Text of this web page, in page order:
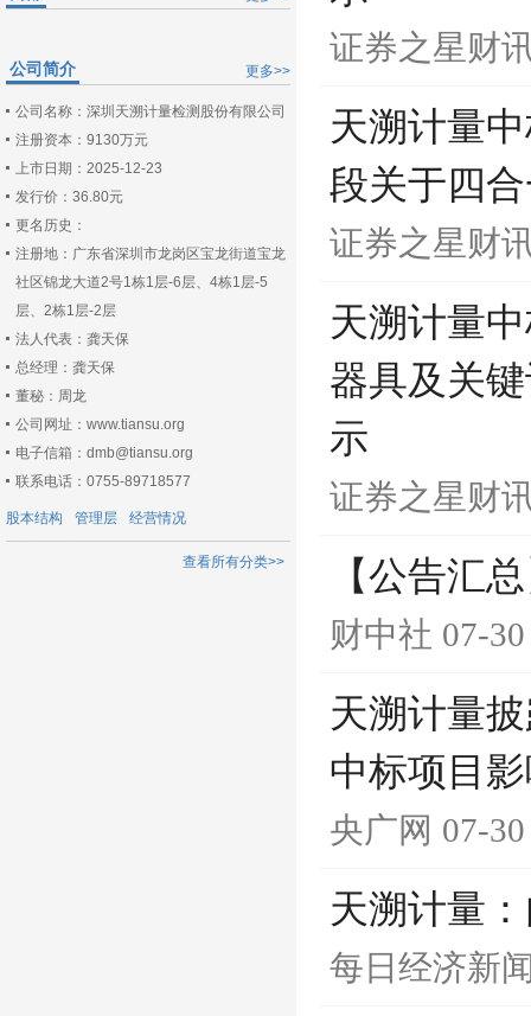
更多>>
公司简介
公司名称：深圳天溯计量检测股份有限公司
注册资本：9130万元
上市日期：2025-12-23
发行价：36.80元
更名历史：
注册地：广东省深圳市龙岗区宝龙街道宝龙
社区锦龙大道2号1栋1层-6层、4栋1层-5
层、2栋1层-2层
法人代表：龚天保
总经理：龚天保
董秘：周龙
公司网址：www.tiansu.org
电子信箱：dmb@tiansu.org
联系电话：0755-89718577
股本结构 管理层 经营情况
查看所有分类>>
证券之星财
天溯计量
段关于四
证券之星财
天溯计量
器具及关
示
证券之星财
【公告汇
财中社 07-
天溯计量
中标项目
央广网 07-
天溯计量
每日经济新